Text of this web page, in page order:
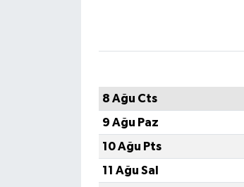
8 Ağu Cts
9 Ağu Paz
10 Ağu Pts
11 Ağu Sal